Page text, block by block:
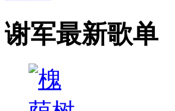
谢军最新歌单